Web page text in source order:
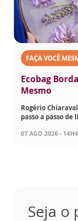
FAÇA VOCÊ
Ecobag
Mesmo
Rogério
passo a passo
07 AGO 2026 -
Seja o